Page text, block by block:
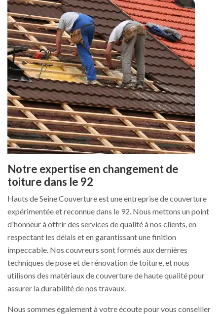
Notre expertise en changement de
toiture dans le 92
Hauts de Seine Couverture est une entreprise de couverture
expérimentée et reconnue dans le 92. Nous mettons un point
d'honneur à offrir des services de qualité à nos clients, en
respectant les délais et en garantissant une finition
impeccable. Nos couvreurs sont formés aux dernières
techniques de pose et de rénovation de toiture, et nous
utilisons des matériaux de couverture de haute qualité pour
assurer la durabilité de nos travaux.
Nous sommes également à votre écoute pour vous conseiller